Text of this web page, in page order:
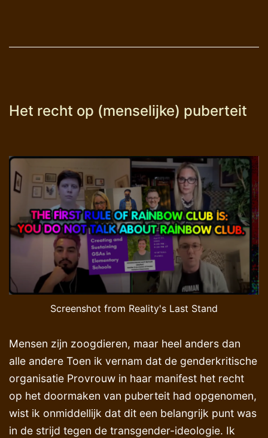
Het recht op (menselijke) puberteit
Screenshot from Reality's Last Stand
Mensen zijn zoogdieren, maar heel anders dan
alle andere Toen ik vernam dat de genderkritische
organisatie Provrouw in haar manifest het recht
op het doormaken van puberteit had opgenomen,
wist ik onmiddellijk dat dit een belangrijk punt was
in de strijd tegen de transgender-ideologie. Ik